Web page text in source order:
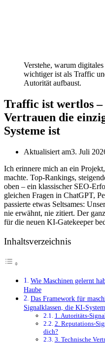
Verstehe, warum
wichtiger ist als Traffic
Autorität aufbaust.
Traffic ist wertlos
Vertrauen die
Systeme ist
Aktualisiert am3. Juli
Ich erinnere mich an ein
machte. Top-Rankings,
oben – ein klassischer SEO-
gleichen Fragen in ChatGPT,
passierte etwas Seltsames:
nie erwähnt, nie zitiert. Der
für die neuen KI-Gatekeeper
Inhaltsverzeichnis
Wie Maschinen gelernt
Haube
Das Framework für
Signalklassen, die KI-
1. Autoritäts-
2. Reputations-
dich?
3. Technische